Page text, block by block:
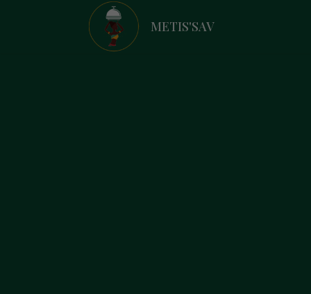
METIS'SAV